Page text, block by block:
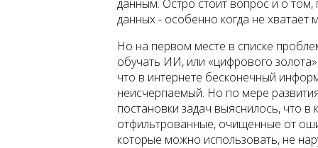
данным. Остро стоит вопрос и о том,
данных - особенно когда не хватает
Но на первом месте в списке
обучать ИИ, или «цифрового
что в интернете бесконечный
неисчерпаемый. Но по мере
постановки задач выяснилось, что
отфильтрованные, очищенные от
которые можно использовать, не